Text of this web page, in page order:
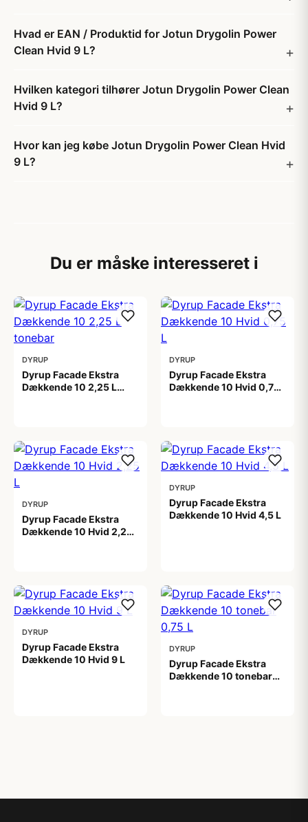
Hvad er EAN / Produktid for Jotun Drygolin Power
Clean Hvid 9 L?
Hvilken kategori tilhører Jotun Drygolin Power Clean
Hvid 9 L?
Hvor kan jeg købe Jotun Drygolin Power Clean Hvid
9 L?
Du er måske interesseret i
DYRUP
Dyrup Facade Ekstra
Dækkende 10 2,25 L
DYRUP
Dyrup Facade Ekstra
Dækkende 10 Hvid 0,75
DYRUP
Dyrup Facade Ekstra
Dækkende 10 Hvid 2,25
DYRUP
Dyrup Facade Ekstra
Dækkende 10 Hvid 4,5 L
DYRUP
Dyrup Facade Ekstra
Dækkende 10 Hvid 9 L
DYRUP
Dyrup Facade Ekstra
Dækkende 10 tonebar